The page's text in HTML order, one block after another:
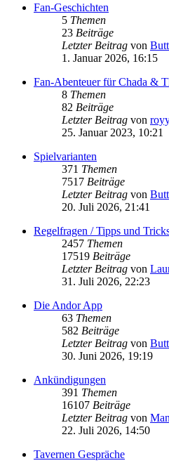
Fan-Geschichten
5 Themen
23 Beiträge
Letzter Beitrag von
1. Januar 2026, 16:15
Fan-Abenteuer für Chada &
8 Themen
82 Beiträge
Letzter Beitrag von
25. Januar 2023, 10:21
Spielvarianten
371 Themen
7517 Beiträge
Letzter Beitrag von
20. Juli 2026, 21:41
Regelfragen / Tipps und
2457 Themen
17519 Beiträge
Letzter Beitrag von
31. Juli 2026, 22:23
Die Andor App
63 Themen
582 Beiträge
Letzter Beitrag von
30. Juni 2026, 19:19
Ankündigungen
391 Themen
16107 Beiträge
Letzter Beitrag von
22. Juli 2026, 14:50
Tavernen Gespräche